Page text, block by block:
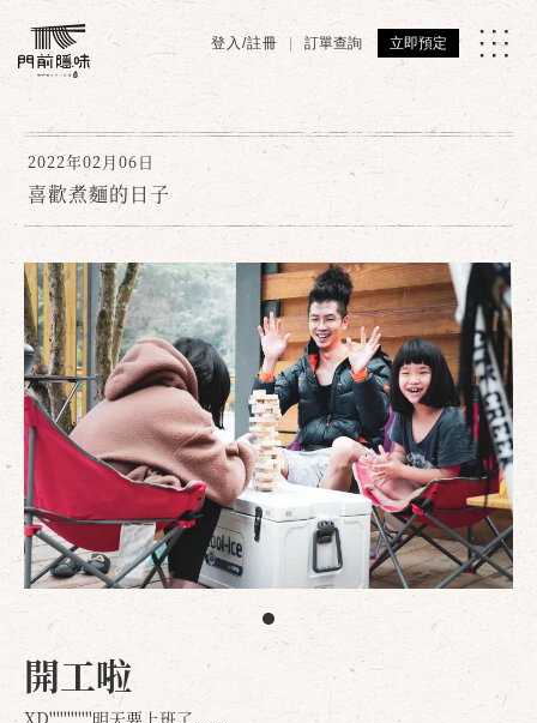
登入/註冊 訂單查詢 立即預定
2022年02月06日
喜歡煮麵的日子
開工啦
XD''''''''''''明天要上班了......